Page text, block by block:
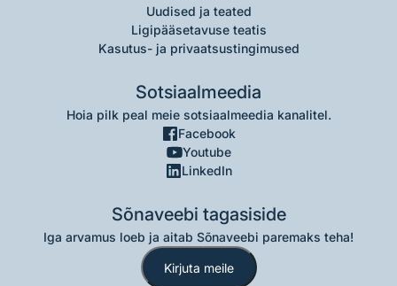
Uudised ja teated
Ligipääsetavuse teatis
Kasutus- ja privaatsustingimused
Sotsiaalmeedia
Hoia pilk peal meie sotsiaalmeedia kanalitel.
Facebook
Youtube
LinkedIn
Sõnaveebi tagasiside
Iga arvamus loeb ja aitab Sõnaveebi paremaks teha!
Kirjuta meile